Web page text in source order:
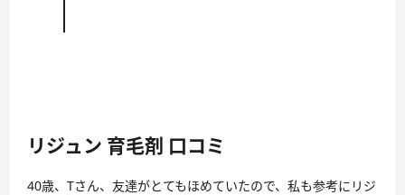
リジュン 育毛剤 口コミ
40歳、Tさん、友達がとてもほめていたので、私も参考にリジ